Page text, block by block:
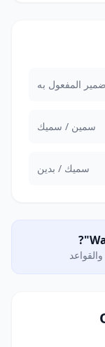
المفعول به
سمين / سميك
سميك / بدين